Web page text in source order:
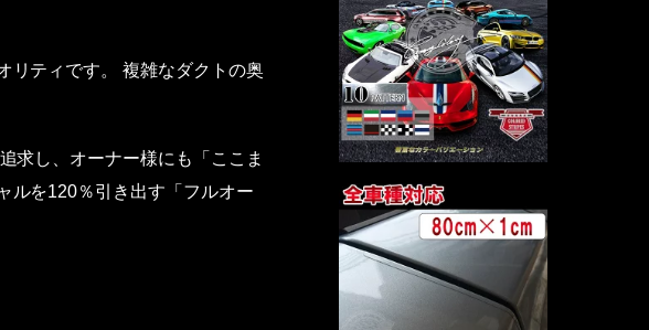
リティです。 複雑なダクトの奥
求し、オーナー様にも「ここま
ルを120％引き出す「フルオー